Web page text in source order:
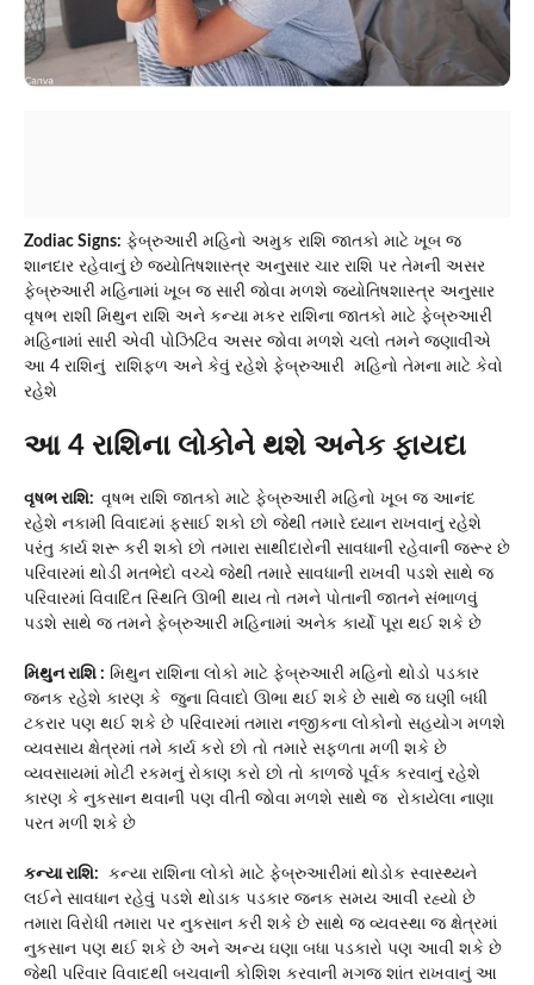
Zodiac Signs: ફેબ્રુઆરી મહિનો અમુક રાશિ જાતકો માટે ખૂબ જ
શાનદાર રહેવાનું છે જ્યોતિષશાસ્ત્ર અનુસાર ચાર રાશિ પર તેમની અસર
ફેબ્રુઆરી મહિનામાં ખૂબ જ સારી જોવા મળશે જ્યોતિષશાસ્ત્ર અનુસાર
વૃષભ રાશી મિથુન રાશિ અને કન્યા મકર રાશિના જાતકો માટે ફેબ્રુઆરી
મહિનામાં સારી એવી પોઝિટિવ અસર જોવા મળશે ચલો તમને જણાવીએ
આ 4 રાશિનું રાશિફળ અને કેવું રહેશે ફેબ્રુઆરી મહિનો તેમના માટે કેવો
રહેશે
આ 4 રાશિના લોકોને થશે અનેક ફાયદા
વૃષભ રાશિ: વૃષભ રાશિ જાતકો માટે ફેબ્રુઆરી મહિનો ખૂબ જ આનંદ
રહેશે નકામી વિવાદમાં ફસાઈ શકો છો જેથી તમારે ધ્યાન રાખવાનું રહેશે
પરંતુ કાર્ય શરૂ કરી શકો છો તમારા સાથીદારોની સાવધાની રહેવાની જરૂર છે
પરિવારમાં થોડી મતભેદો વચ્ચે જેથી તમારે સાવધાની રાખવી પડશે સાથે જ
પરિવારમાં વિવાદિત સ્થિતિ ઊભી થાય તો તમને પોતાની જાતને સંભાળવું
પડશે સાથે જ તમને ફેબ્રુઆરી મહિનામાં અનેક કાર્યો પૂરા થઈ શકે છે
મિથુન રાશિ : મિથુન રાશિના લોકો માટે ફેબ્રુઆરી મહિનો થોડો પડકાર
જનક રહેશે કારણ કે જુના વિવાદો ઊભા થઈ શકે છે સાથે જ ઘણી બધી
ટકરાર પણ થઈ શકે છે પરિવારમાં તમારા નજીકના લોકોનો સહયોગ મળશે
વ્યવસાય ક્ષેત્રમાં તમે કાર્ય કરો છો તો તમારે સફળતા મળી શકે છે
વ્યવસાયમાં મોટી રકમનું રોકાણ કરો છો તો કાળજે પૂર્વક કરવાનું રહેશે
કારણ કે નુકસાન થવાની પણ વીતી જોવા મળશે સાથે જ રોકાયેલા નાણા
પરત મળી શકે છે
કન્યા રાશિ: કન્યા રાશિના લોકો માટે ફેબ્રુઆરીમાં થોડોક સ્વાસ્થ્યને
લઈને સાવધાન રહેવું પડશે થોડાક પડકાર જનક સમય આવી રહ્યો છે
તમારા વિરોધી તમારા પર નુકસાન કરી શકે છે સાથે જ વ્યવસ્થા જ ક્ષેત્રમાં
નુકસાન પણ થઈ શકે છે અને અન્ય ઘણા બધા પડકારો પણ આવી શકે છે
જેથી પરિવાર વિવાદથી બચવાની કોશિશ કરવાની મગજ શાંત રાખવાનું આ